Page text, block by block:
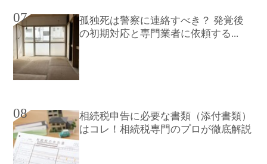
07
孤独死は警察に連絡すべき？ 発覚後
の初期対応と専門業者に依頼する...
08
相続税申告に必要な書類（添付書類）
はコレ！相続税専門のプロが徹底解説